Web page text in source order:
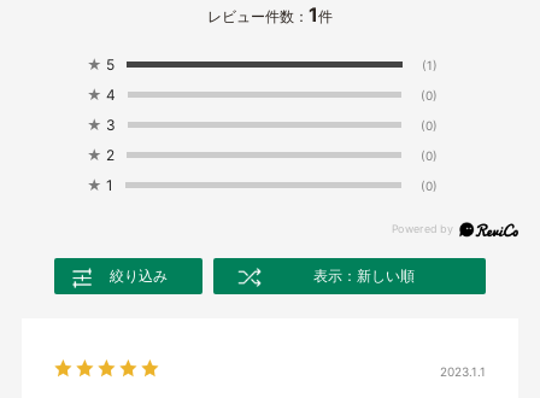
レビュー件数： 1件
★ 5 (1)
★ 4 (0)
★ 3 (0)
★ 2 (0)
★ 1 (0)
絞り込み 表示：新しい順
2023.1.1